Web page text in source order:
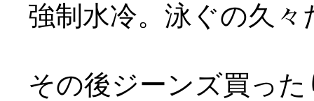
強制水冷。泳ぐの久々
その後ジーンズ買っ